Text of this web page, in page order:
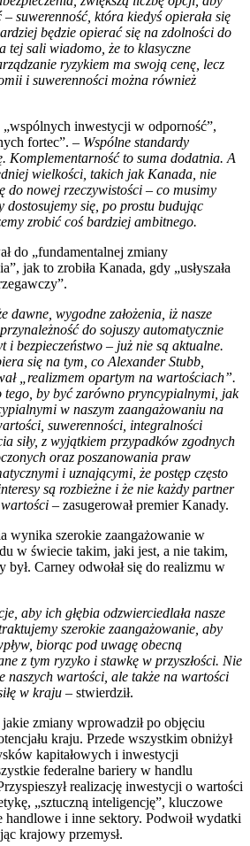
suwerenność, która kiedyś opierała się
będzie opierać się na zdolności do
tej sali wiadomo, że to klasyczne
ryzykiem ma swoją cenę, lecz
i suwerenności można również
inwestycji w odporność”,
fortec”. – Wspólne standardy
Komplementarność to suma dodatnia. A
wielkości, takich jak Kanada, nie
do nowej rzeczywistości – co musimy
dostosujemy się, po prostu budując
zrobić coś bardziej ambitnego.
do „fundamentalnej zmiany
jak to zrobiła Kanada, gdy „usłyszała
dawne, wygodne założenia, iż ​​nasze
do sojuszy automatycznie
i bezpieczeństwo – już nie są aktualne.
się na tym, co Alexander Stubb,
„realizmem opartym na wartościach”.
tego, by być zarówno pryncypialnymi, jak
w naszym zaangażowaniu na
suwerenności, integralności
siły, z wyjątkiem przypadków zgodnych
oraz poszanowania praw
i uznającymi, że postęp często
są rozbieżne i że nie każdy partner
wartości – zasugerował premier Kanady.
wynika szerokie zaangażowanie w
w świecie takim, jaki jest, a nie takim,
Carney odwołał się do realizmu w
aby ich głębia odzwierciedlała nasze
szerokie zaangażowanie, aby
biorąc pod uwagę obecną
z tym ryzyko i stawkę w przyszłości. Nie
naszych wartości, ale także na wartości
w kraju – stwierdził.
zmiany wprowadził po objęciu
kraju. Przede wszystkim obniżył
kapitałowych i inwestycji
federalne bariery w handlu
realizację inwestycji o wartości
„sztuczną inteligencję”, kluczowe
handlowe i inne sektory. Podwoił wydatki
krajowy przemysł.